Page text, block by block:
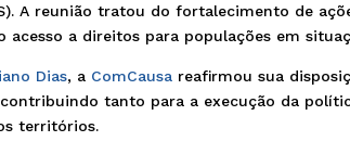
A reunião tratou do fortalecimento de
acesso a direitos para populações em
Dias, a ComCausa reafirmou sua
tanto para a execução da
territórios.